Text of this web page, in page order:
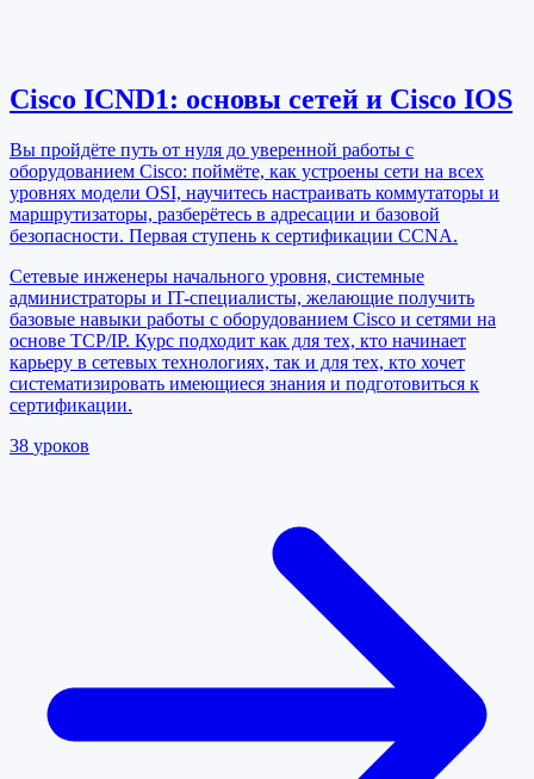
Cisco ICND1: основы сетей и Cisco IOS
Вы пройдёте путь от нуля до уверенной работы с
оборудованием Cisco: поймёте, как устроены сети на всех
уровнях модели OSI, научитесь настраивать коммутаторы и
маршрутизаторы, разберётесь в адресации и базовой
безопасности. Первая ступень к сертификации CCNA.
Сетевые инженеры начального уровня, системные
администраторы и IT-специалисты, желающие получить
базовые навыки работы с оборудованием Cisco и сетями на
основе TCP/IP. Курс подходит как для тех, кто начинает
карьеру в сетевых технологиях, так и для тех, кто хочет
систематизировать имеющиеся знания и подготовиться к
сертификации.
38 уроков